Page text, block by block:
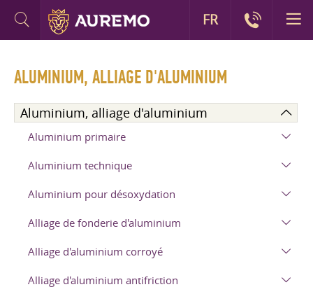
ALUMINIUM, ALLIAGE D'ALUMINIUM
Aluminium, alliage d'aluminium
Aluminium primaire
Aluminium technique
Aluminium pour désoxydation
Alliage de fonderie d'aluminium
Alliage d'aluminium corroyé
Alliage d'aluminium antifriction
FR